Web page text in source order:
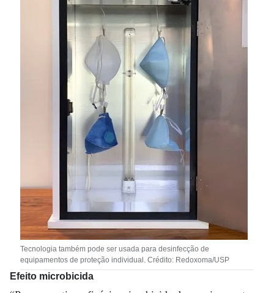
Tecnologia também pode ser usada para desinfecção de
equipamentos de proteção individual. Crédito: Redoxoma/USP
Efeito microbicida